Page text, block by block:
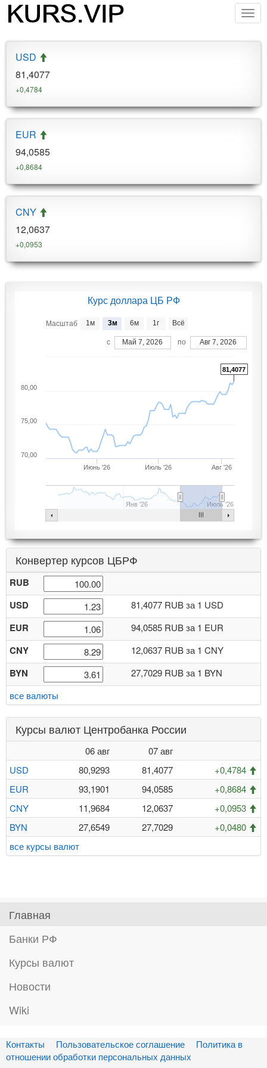
USD
81,4077
+0,4784
EUR
94,0585
+0,8684
CNY
12,0637
+0,0953
81,4077
Июнь '26 Июль '26 Авг '26
Янв '26 Июль '26
70,00
80,00
75,00
Масштаб 1м 3м 6м 1г Всё
c Май 7, 2026 по Авг 7, 2026
Курс доллара ЦБ РФ
Конвертер курсов ЦБРФ
RUB
USD
81,4077 RUBза 1 USD
EUR 94,0585 RUBза 1 EUR
CNY 12,0637 RUBза 1 CNY
BYN 27,7029 RUBза 1 BYN
все валюты
Курсы валют Центробанка России
06 авг
07 авг
USD
80,9293 81,4077
+0,4784
EUR
93,1901 94,0585
+0,8684
CNY
11,9684 12,0637
+0,0953
BYN
27,6549 27,7029
+0,0480
все курсы валют
Главная
Банки РФ
Курсы валют
Новости
Wiki
Контакты Пользовательское соглашение
Политика в
отношении обработки персональных данных